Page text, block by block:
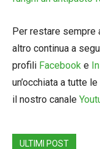
Per restare sempre
altro continua a
profili Facebook e
un’occhiata a tutte
il nostro canale
ULTIMI POST